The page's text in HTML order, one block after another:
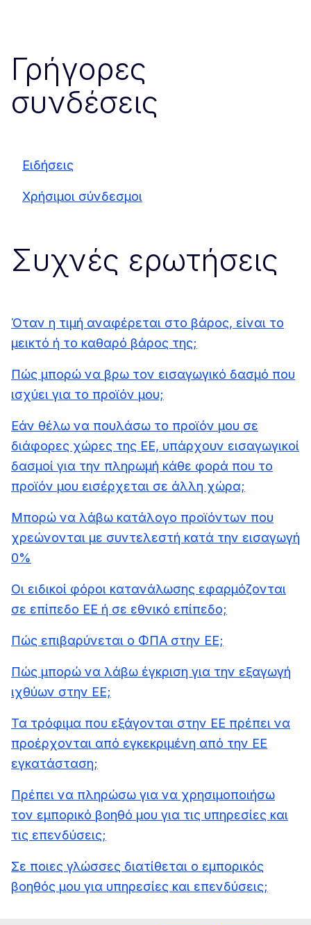
Γρήγορες
συνδέσεις
Ειδήσεις
Χρήσιμοι σύνδεσμοι
Συχνές ερωτήσεις
Όταν η τιμή αναφέρεται στο βάρος, είναι το
μεικτό ή το καθαρό βάρος της;
Πώς μπορώ να βρω τον εισαγωγικό δασμό που
ισχύει για το προϊόν μου;
Εάν θέλω να πουλάσω το προϊόν μου σε
διάφορες χώρες της ΕΕ, υπάρχουν εισαγωγικοί
δασμοί για την πληρωμή κάθε φορά που το
προϊόν μου εισέρχεται σε άλλη χώρα;
Μπορώ να λάβω κατάλογο προϊόντων που
χρεώνονται με συντελεστή κατά την εισαγωγή
0%
Οι ειδικοί φόροι κατανάλωσης εφαρμόζονται
σε επίπεδο ΕΕ ή σε εθνικό επίπεδο;
Πώς επιβαρύνεται ο ΦΠΑ στην ΕΕ;
Πώς μπορώ να λάβω έγκριση για την εξαγωγή
ιχθύων στην ΕΕ;
Τα τρόφιμα που εξάγονται στην ΕΕ πρέπει να
προέρχονται από εγκεκριμένη από την ΕΕ
εγκατάσταση;
Πρέπει να πληρώσω για να χρησιμοποιήσω
τον εμπορικό βοηθό μου για τις υπηρεσίες και
τις επενδύσεις;
Σε ποιες γλώσσες διατίθεται ο εμπορικός
βοηθός μου για υπηρεσίες και επενδύσεις;